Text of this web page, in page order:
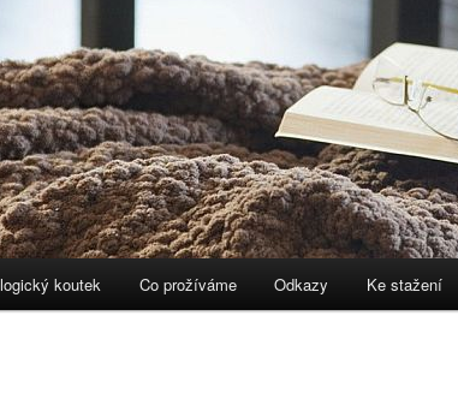
koutek Co prožíváme Odkazy Ke stažení